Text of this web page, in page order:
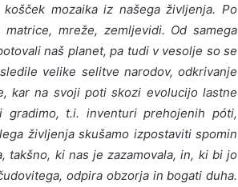
mozaika iz našega življenja. Po
mreže, zemljevidi. Od samega
naš planet, pa tudi v vesolje so se
velike selitve narodov, odkrivanje
kar na svoji poti skozi evolucijo lastne
gradimo, t.i. inventuri prehojenih póti,
življenja skušamo izpostaviti spomin
takšno, ki nas je zazamovala, in, ki bi jo
odpira obzorja in bogati duha.